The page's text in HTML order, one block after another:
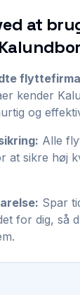
at
kender
og
Alle
at sikre høj
Spar
for dig, så